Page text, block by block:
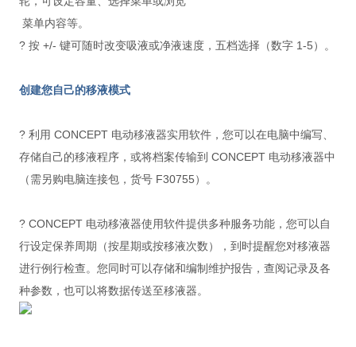
菜单内容等。
? 按 +/- 键可随时改变吸液或净液速度，五档选择（数字 1-5）。
创建您自己的移液模式
? 利用 CONCEPT 电动移液器实用软件，您可以在电脑中编写、
存储自己的移液程序，或将档案传输到 CONCEPT 电动移液器中
（需另购电脑连接包，货号 F30755）。
? CONCEPT 电动移液器使用软件提供多种服务功能，您可以自
行设定保养周期（按星期或按移液次数），到时提醒您对移液器
进行例行检查。您同时可以存储和编制维护报告，查阅记录及各
种参数，也可以将数据传送至移液器。